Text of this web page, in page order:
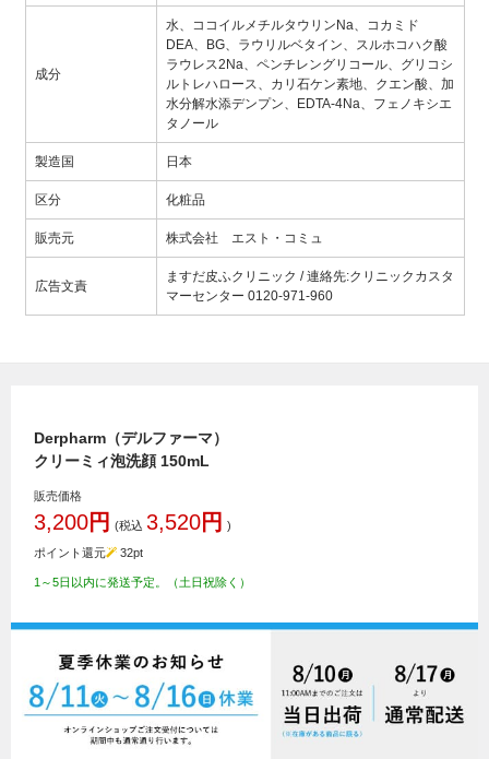
成分
水、ココイルメチルタウリンNa、コカミド
DEA、BG、ラウリルベタイン、スルホコハク酸
ラウレス2Na、ペンチレングリコール、グリコシ
ルトレハロース、カリ石ケン素地、クエン酸、加
水分解水添デンプン、EDTA-4Na、フェノキシエ
タノール
製造国 日本
区分 化粧品
販売元 株式会社 エスト・コミュ
広告文責
ますだ皮ふクリニック / 連絡先:クリニックカスタ
マーセンター 0120-971-960
Derpharm（デルファーマ）
クリーミィ泡洗顔 150mL
販売価格
3,200円 (税込3,520円 )
ポイント還元 32pt
1～5日以内に発送予定。（土日祝除く）